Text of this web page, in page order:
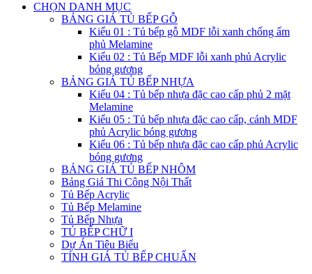
CHỌN DANH MỤC
BẢNG GIÁ TỦ BẾP GỖ
Kiểu 01 : Tủ bếp gỗ MDF lỗi xanh chống ẩm
phủ Melamine
Kiểu 02 : Tủ Bếp MDF lỗi xanh phủ Acrylic
bóng gương
BẢNG GIÁ TỦ BẾP NHỰA
Kiểu 04 : Tủ bếp nhựa đặc cao cấp phủ 2 mặt
Melamine
Kiểu 05 : Tủ bếp nhựa đặc cao cấp, cánh MDF
phủ Acrylic bóng gương
Kiểu 06 : Tủ bếp nhựa đặc cao cấp phủ Acrylic
bóng gương
BẢNG GIÁ TỦ BẾP NHÔM
Bảng Giá Thi Công Nội Thất
Tủ Bếp Acrylic
Tủ Bếp Melamine
Tủ Bếp Nhựa
TỦ BẾP CHỮ I
Dự Án Tiêu Biểu
TÍNH GIÁ TỦ BẾP CHUẨN